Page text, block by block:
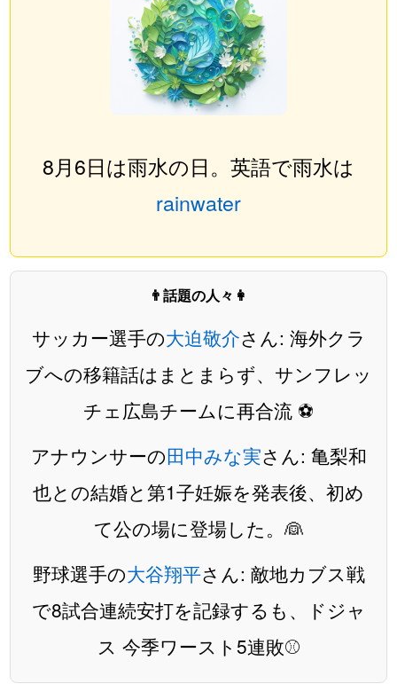
8月6日は雨水の日。英語で雨水は
rainwater
👨話題の人々👩
サッカー選手の大迫敬介さん: 海外クラ
ブへの移籍話はまとまらず、サンフレッ
チェ広島チームに再合流 ⚽️
アナウンサーの田中みな実さん: 亀梨和
也との結婚と第1子妊娠を発表後、初め
て公の場に登場した。👰
野球選手の大谷翔平さん: 敵地カブス戦
で8試合連続安打を記録するも、ドジャ
ス 今季ワースト5連敗⚾️